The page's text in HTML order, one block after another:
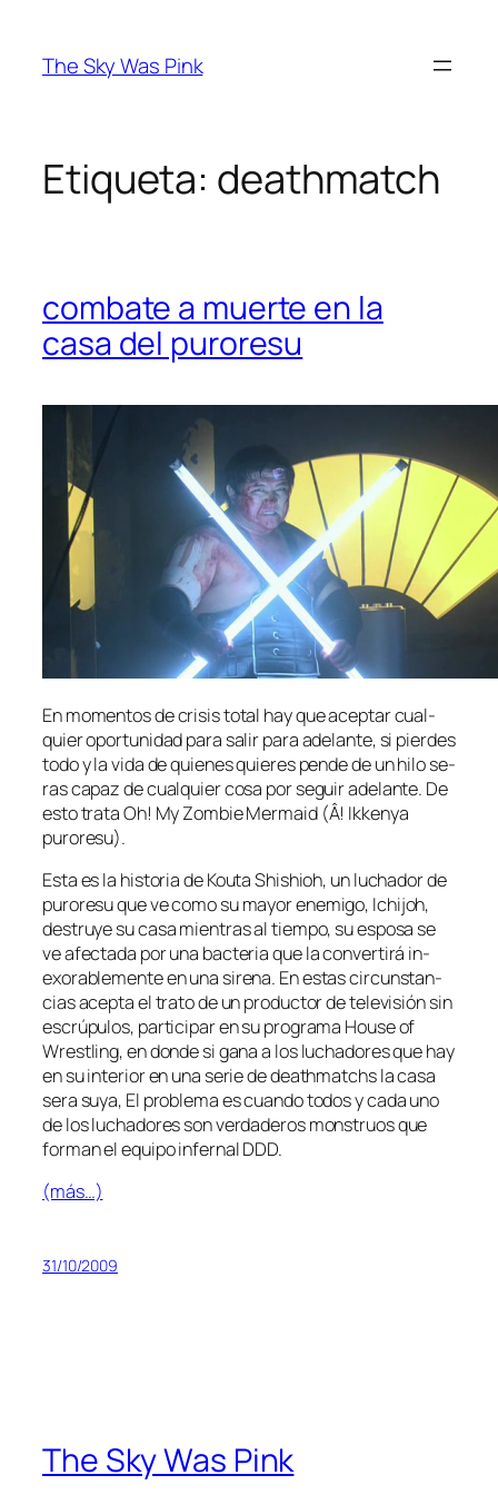
contenido
The Sky Was Pink
Etiqueta: deathmatch
combate a muerte en la
casa del puroresu
En mo­men­tos de cri­sis to­tal hay que acep­tar cual­
quier opor­tu­ni­dad pa­ra sa­lir pa­ra ade­lan­te, si pier­des
to­do y la vi­da de quie­nes quie­res pen­de de un hi­lo se­
ras ca­paz de cual­quier co­sa por se­guir ade­lan­te. De
es­to tra­ta Oh! My Zombie Mermaid (Â! Ikkenya
puroresu).
Esta es la his­to­ria de Kouta Shishioh, un lu­cha­dor de
pu­ro­re­su que ve co­mo su ma­yor enemi­go, Ichijoh,
des­tru­ye su ca­sa mien­tras al tiem­po, su es­po­sa se
ve afec­ta­da por una bac­te­ria que la con­ver­ti­rá in­
exo­ra­ble­men­te en una si­re­na. En es­tas cir­cuns­tan­
cias acep­ta el tra­to de un pro­duc­tor de te­le­vi­sión sin
es­crú­pu­los, par­ti­ci­par en su pro­gra­ma House of
Wrestling, en don­de si ga­na a los lu­cha­do­res que hay
en su in­te­rior en una se­rie de death­matchs la ca­sa
se­ra su­ya, El pro­ble­ma es cuan­do to­dos y ca­da uno
de los lu­cha­do­res son ver­da­de­ros mons­truos que
for­man el equi­po in­fer­nal DDD.
(más…)
31/10/2009
The Sky Was Pink